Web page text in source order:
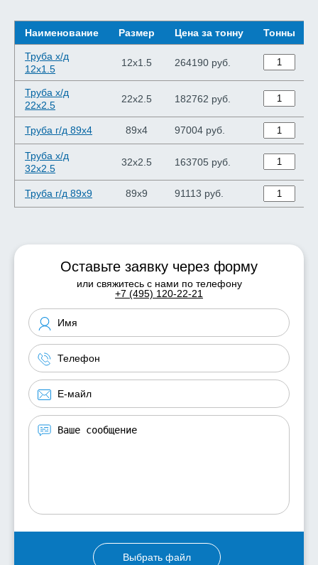
Наименование Размер Цена за тонну Тонны
Труба х/д
12x1.5
12x1.5 264190 руб.
Труба х/д
22x2.5
22x2.5 182762 руб.
Труба г/д 89x4 89x4 97004 руб.
Труба х/д
32x2.5
32x2.5 163705 руб.
Труба г/д 89x9 89x9 91113 руб.
Оставьте заявку через форму
или свяжитесь с нами по телефону
+7 (495) 120-22-21
Выбрать файл